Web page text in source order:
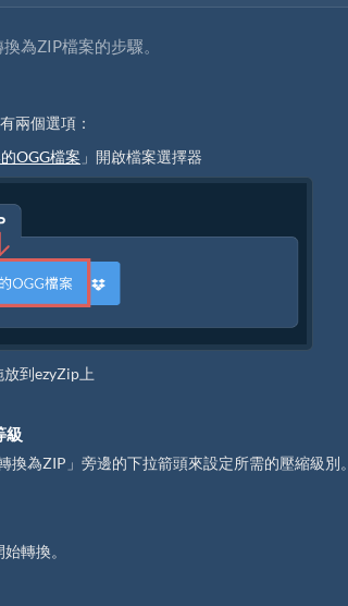
為ZIP檔案的步驟。
兩個選項：
OGG檔案 」開啟檔案選擇器
到ezyZip上
級
換為ZIP」旁邊的下拉箭頭來設定所需的壓縮級別。
轉換。